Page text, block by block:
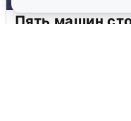
Пять машин